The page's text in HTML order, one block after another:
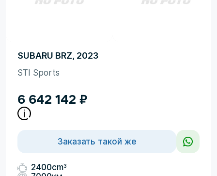
SUBARU BRZ, 2023
STI Sports
6 642 142 ₽
Заказать такой же
2400cm3